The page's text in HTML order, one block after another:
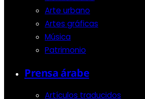
Arte urbano
Artes gráficas
Música
Patrimonio
Prensa árabe
Artículos traducidos